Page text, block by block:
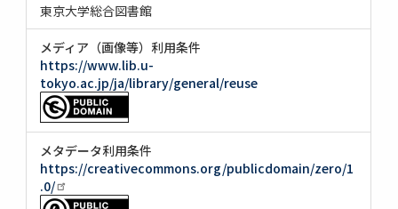
東京大学総合図書館
メディア（画像等）利用条件
https://www.lib.u-
tokyo.ac.jp/ja/library/general/reuse
メタデータ利用条件
https://creativecommons.org/publicdomain/zero/1
.0/